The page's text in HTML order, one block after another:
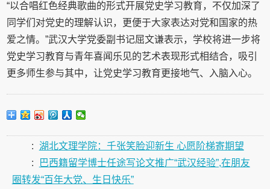
“以合唱红色经典歌曲的形式开展党史学习教育，不仅加深了
同学们对党史的理解认识，更便于大家表达对党和国家的热
爱之情。”武汉大学党委副书记屈文谦表示，学校将进一步将
党史学习教育与青年喜闻乐见的艺术表现形式相结合，吸引
更多师生参与其中，让党史学习教育更接地气、入脑入心。
: 湖北文理学院：千张笑脸迎新生 心愿阶梯寄期望
:
巴西籍留学博士任途写论文推广“武汉经验”,在朋友
圈转发“百年大党、生日快乐”